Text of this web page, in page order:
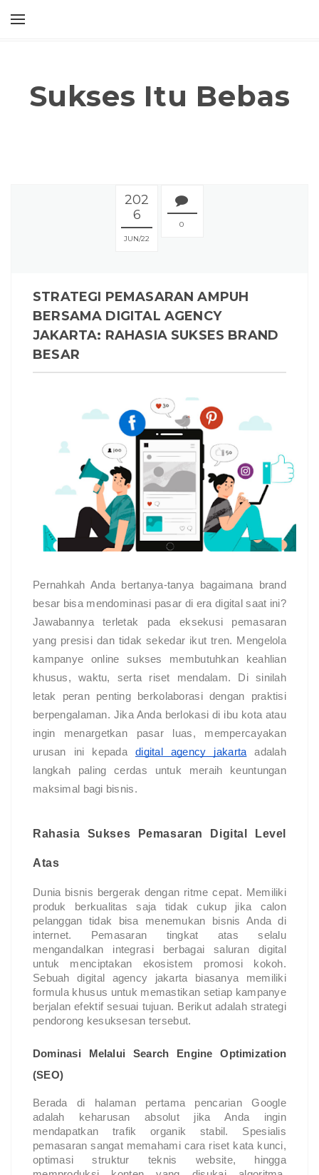
Sukses Itu Bebas
202
6
JUN 22
0
STRATEGI PEMASARAN AMPUH
BERSAMA DIGITAL AGENCY
JAKARTA: RAHASIA SUKSES BRAND
BESAR
Pernahkah Anda bertanya-tanya bagaimana brand
besar bisa mendominasi pasar di era digital saat ini?
Jawabannya terletak pada eksekusi pemasaran
yang presisi dan tidak sekedar ikut tren. Mengelola
kampanye online sukses membutuhkan keahlian
khusus, waktu, serta riset mendalam. Di sinilah
letak peran penting berkolaborasi dengan praktisi
berpengalaman. Jika Anda berlokasi di ibu kota atau
ingin menargetkan pasar luas, mempercayakan
urusan ini kepada
digital agency jakarta adalah
langkah paling cerdas untuk meraih keuntungan
maksimal bagi bisnis.
Rahasia Sukses Pemasaran Digital Level
Atas
Dunia bisnis bergerak dengan ritme cepat. Memiliki
produk berkualitas saja tidak cukup jika calon
pelanggan tidak bisa menemukan bisnis Anda di
internet. Pemasaran tingkat atas selalu
mengandalkan integrasi berbagai saluran digital
untuk menciptakan ekosistem promosi kokoh.
Sebuah digital agency jakarta biasanya memiliki
formula khusus untuk memastikan setiap kampanye
berjalan efektif sesuai tujuan. Berikut adalah strategi
pendorong kesuksesan tersebut.
Dominasi Melalui Search Engine Optimization
(SEO)
Berada di halaman pertama pencarian Google
adalah keharusan absolut jika Anda ingin
mendapatkan trafik organik stabil. Spesialis
pemasaran sangat memahami cara riset kata kunci,
optimasi struktur teknis website, hingga